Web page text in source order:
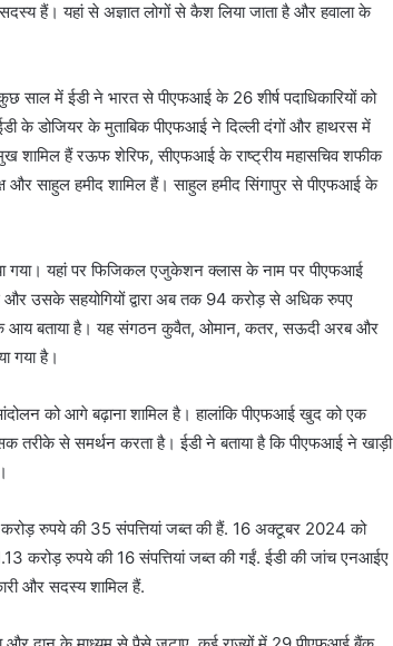
हैं। यहां से अज्ञात लोगों से कैश लिया जाता है और हवाला के
में ईडी ने भारत से पीएफआई के 26 शीर्ष पदाधिकारियों को
के डोजियर के मुताबिक पीएफआई ने दिल्ली दंगों और हाथरस में
शामिल हैं रऊफ शेरिफ, सीएफआई के राष्ट्रीय महासचिव शफीक
साहुल हमीद शामिल हैं। साहुल हमीद सिंगापुर से पीएफआई के
गया। यहां पर फिजिकल एजुकेशन क्लास के नाम पर पीएफआई
और उसके सहयोगियों द्वारा अब तक 94 करोड़ से अधिक रुपए
आय बताया है। यह संगठन कुवैत, ओमान, कतर, सऊदी अरब और
गया है।
को आगे बढ़ाना शामिल है। हालांकि पीएफआई खुद को एक
तरीके से समर्थन करता है। ईडी ने बताया है कि पीएफआई ने खाड़ी
रुपये की 35 संपत्तियां जब्त की हैं. 16 अक्टूबर 2024 को
करोड़ रुपये की 16 संपत्तियां जब्त की गईं. ईडी की जांच एनआईए
और सदस्य शामिल हैं.